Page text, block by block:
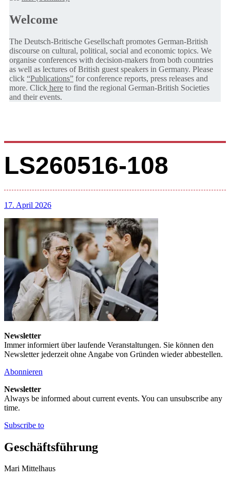
Welcome
The Deutsch-Britische Gesellschaft promotes German-British
discourse on cultural, political, social and economic topics. We
organise conferences with decision-makers from both countries
as well as lectures of British guest speakers in Germany. Please
click “Publications” for conference reports, press releases and
more. Click here to find the regional German-British Societies
and their events.
LS260516-108
17. April 2026
Newsletter
Immer informiert über laufende Veranstaltungen. Sie können den
Newsletter jederzeit ohne Angabe von Gründen wieder abbestellen.
Abonnieren
Newsletter
Always be informed about current events. You can unsubscribe any
time.
Subscribe to
Geschäftsführung
Mari Mittelhaus